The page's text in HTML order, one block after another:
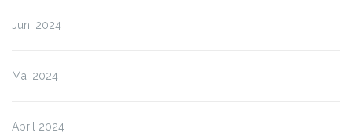
Juni 2024
Mai 2024
April 2024